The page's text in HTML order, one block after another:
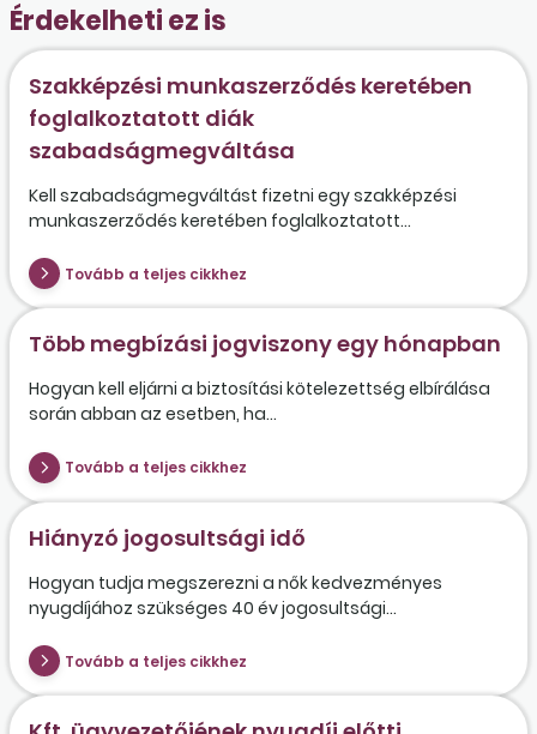
Érdekelheti ez is
Szakképzési munkaszerződés keretében
foglalkoztatott diák
szabadságmegváltása
Kell szabadságmegváltást fizetni egy szakképzési
munkaszerződés keretében foglalkoztatott...
Tovább a teljes cikkhez
Több megbízási jogviszony egy hónapban
Hogyan kell eljárni a biztosítási kötelezettség elbírálása
során abban az esetben, ha...
Tovább a teljes cikkhez
Hiányzó jogosultsági idő
Hogyan tudja megszerezni a nők kedvezményes
nyugdíjához szükséges 40 év jogosultsági...
Tovább a teljes cikkhez